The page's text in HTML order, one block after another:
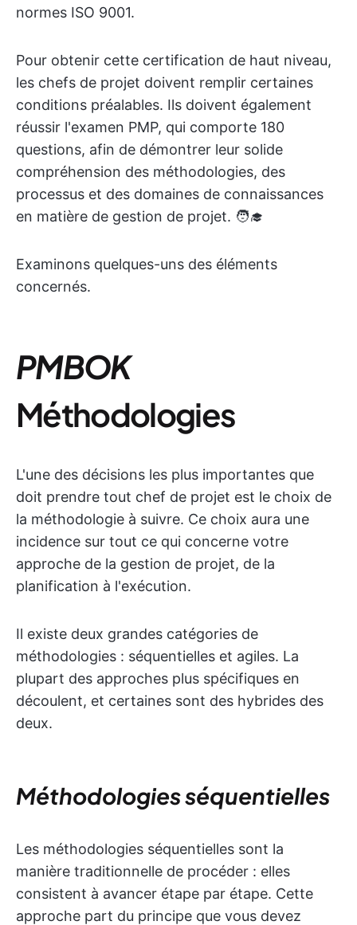
normes ISO 9001.
Pour obtenir cette certification de haut niveau,
les chefs de projet doivent remplir certaines
conditions préalables. Ils doivent également
réussir l'examen PMP, qui comporte 180
questions, afin de démontrer leur solide
compréhension des méthodologies, des
processus et des domaines de connaissances
en matière de gestion de projet. 🧑‍🎓
Examinons quelques-uns des éléments
concernés.
PMBOK
Méthodologies
L'une des décisions les plus importantes que
doit prendre tout chef de projet est le choix de
la méthodologie à suivre. Ce choix aura une
incidence sur tout ce qui concerne votre
approche de la gestion de projet, de la
planification à l'exécution.
Il existe deux grandes catégories de
méthodologies : séquentielles et agiles. La
plupart des approches plus spécifiques en
découlent, et certaines sont des hybrides des
deux.
Méthodologies séquentielles
Les méthodologies séquentielles sont la
manière traditionnelle de procéder : elles
consistent à avancer étape par étape. Cette
approche part du principe que vous devez